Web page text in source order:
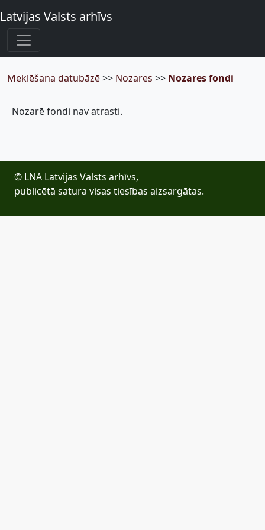
Latvijas Valsts arhīvs
Meklēšana datubāzē>> Nozares >> Nozares fondi
Nozarē fondi nav atrasti.
© LNA Latvijas Valsts arhīvs,
publicētā satura visas tiesības aizsargātas.